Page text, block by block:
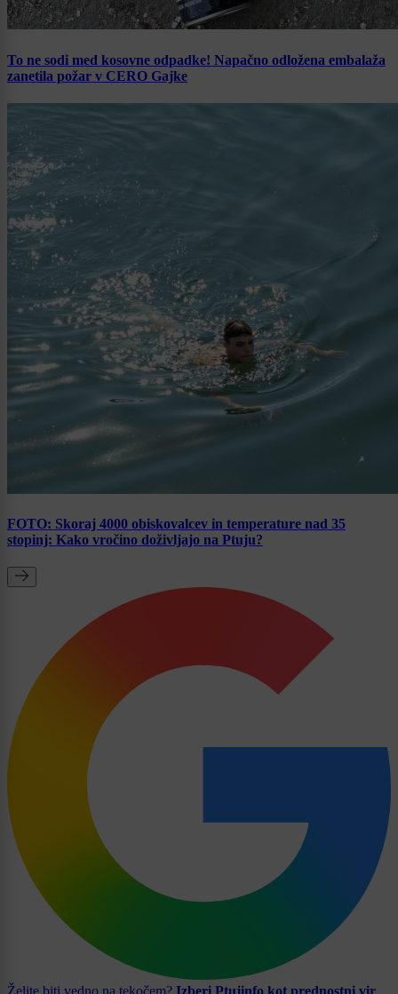
To ne sodi med kosovne odpadke! Napačno odložena embalaža
zanetila požar v CERO Gajke
FOTO: Skoraj 4000 obiskovalcev in temperature nad 35
stopinj: Kako vročino doživljajo na Ptuju?
Želite biti vedno na tekočem? Izberi Ptujinfo kot prednostni vir